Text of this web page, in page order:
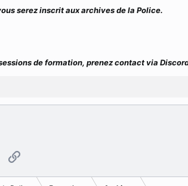
serez inscrit aux archives de la Police.
de formation, prenez contact via
mailCopier le lien